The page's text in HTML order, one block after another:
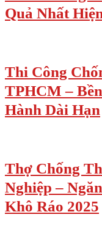
Quả Nhất
Thi Công
TPHCM –
Hành Dài Hạn
Thợ Chống
Nghiệp –
Khô Ráo 2025